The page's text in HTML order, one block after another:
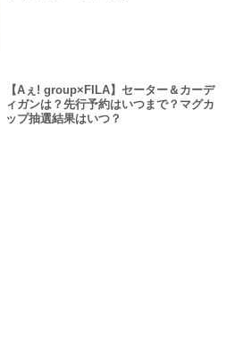
【Aぇ! group×FILA】セーター＆カーデ
ィガンは？先行予約はいつまで？マグカ
ップ抽選結果はいつ？